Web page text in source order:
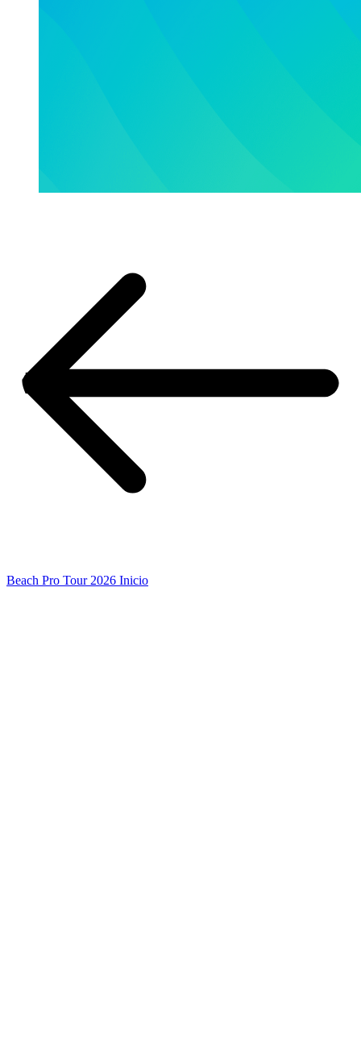
Beach Pro Tour 2026 Inicio